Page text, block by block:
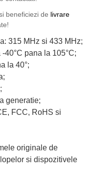
beneficiezi de livrare
315 MHz si 433 MHz;
40°C pana la 105°C;
la 40°;
generatie;
FCC, RoHS si
originale de
si dispozitivele